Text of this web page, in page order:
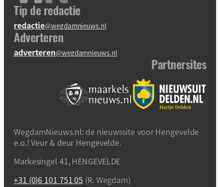
Tip de redactie
redactie@wegdamnieuws.nl
Adverteren
adverteren@wegdamnieuws.nl
Partnersites
WegdamNieuws.nl: de nieuwssite voor Hengevelde
e.o.! Veur & deur Hengevelde.
Markesingel 41, HENGEVELDE
+31 (0)6 101 751 05 (R. Wegdam)